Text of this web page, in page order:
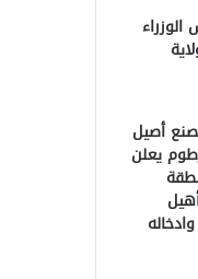
أصيل
يعلن